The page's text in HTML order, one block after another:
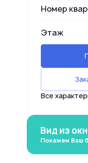
Номер
Этаж
Все
Вид из
Покажем Ваш